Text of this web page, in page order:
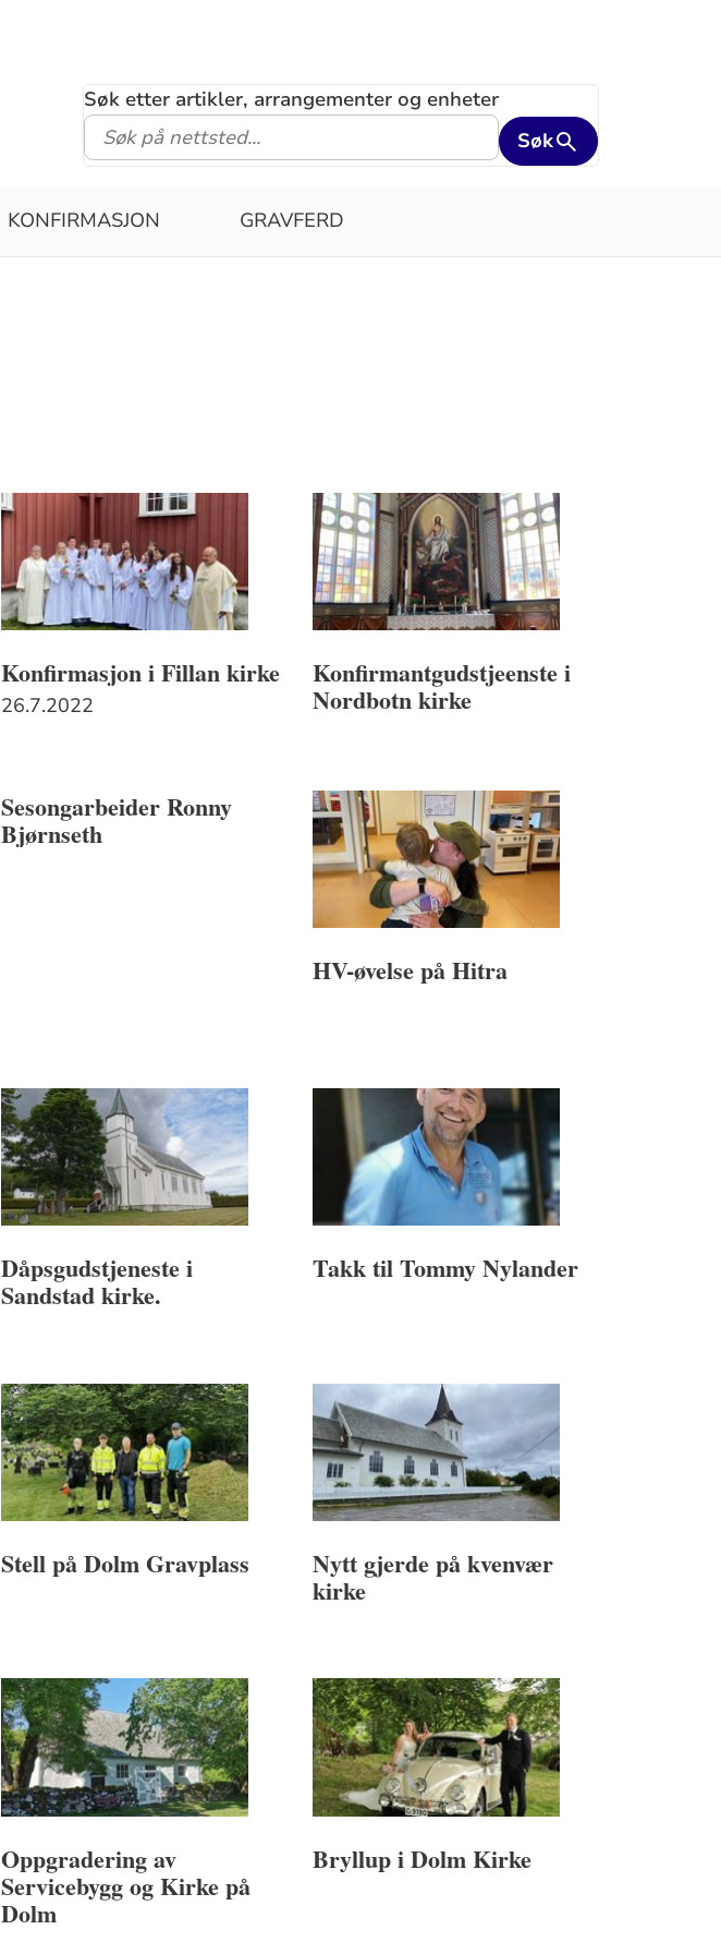
Søk etter artikler, arrangementer og enheter
Søk
KONFIRMASJON GRAVFERD
Konfirmasjon i Fillan kirke
26.7.2022
Konfirmantgudstjeenste i
Nordbotn kirke
Sesongarbeider Ronny
Bjørnseth
HV-øvelse på Hitra
Dåpsgudstjeneste i
Sandstad kirke.
Takk til Tommy Nylander
Stell på Dolm Gravplass Nytt gjerde på kvenvær
kirke
Oppgradering av
Servicebygg og Kirke på
Dolm
Bryllup i Dolm Kirke